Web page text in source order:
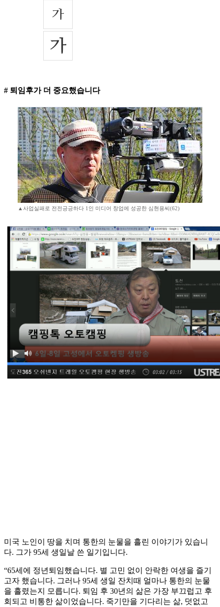
# 퇴임후가 더 중요했습니다
▲사업실패로 전전긍긍하다 1인 미디어 창업에 성공한 심현용씨(62)
미국 노인이 땅을 치며 통한의 눈물을 흘린 이야기가 있습니
다. 그가 95세 생일날 쓴 일기입니다.
“65세에 정년퇴임했습니다. 별 고민 없이 안락한 여생을 즐기
고자 했습니다. 그러나 95세 생일 잔치때 얼마나 통한의 눈물
을 흘렸는지 모릅니다. 퇴임 후 30년의 삶은 가장 부끄럽고 후
회되고 비통한 삶이었습니다. 죽기만을 기다리는 삶, 덧없고